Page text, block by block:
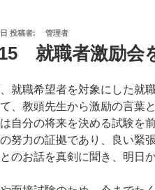
投稿者: 管理者
就職者激励会
就職希望者を対象にした就
、教頭先生から激励の言葉
自分の将来を決める試験を
努力の証拠であり、良い緊
のお話を真剣に聞き、明日